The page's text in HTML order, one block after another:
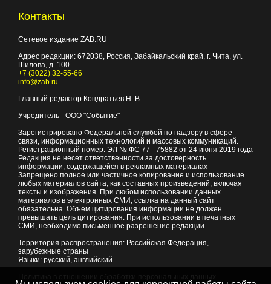
Контакты
Сетевое издание ZAB.RU
Адрес редакции: 672038, Россия, Забайкальский край, г. Чита, ул.
Шилова, д. 100
+7 (3022) 32-55-66
info@zab.ru
Главный редактор Кондратьев Н. В.
Учредитель - ООО "Событие"
Зарегистрировано Федеральной службой по надзору в сфере
связи, информационных технологий и массовых коммуникаций.
Регистрационный номер: ЭЛ № ФС 77 - 75882 от 24 июня 2019 года
Редакция не несет ответственности за достоверность
информации, содержащейся в рекламных материалах
Запрещено полное или частичное копирование и использование
любых материалов сайта, как составных произведений, включая
тексты и изображения. При любом использовании данных
материалов в электронных СМИ, ссылка на данный сайт
обязательна. Объем цитирования информации не должен
превышать цель цитирования. При использовании в печатных
СМИ, необходимо письменное разрешение редакции.
Территория распространения: Российская Федерация,
зарубежные страны
Языки: русский, английский